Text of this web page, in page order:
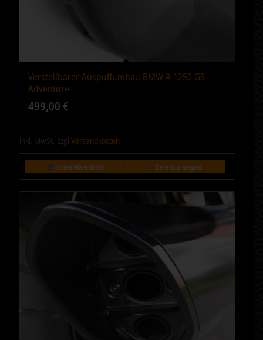
Verstellbarer Auspuffumbau BMW R 1250 GS
Adventure
499,00€
inkl. MwSt. zzgl.Versandkosten
In den Warenkorb Details anzeigen